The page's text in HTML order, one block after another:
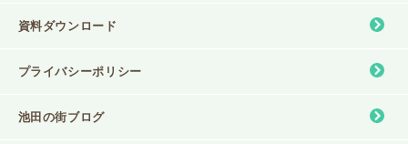
資料ダウンロード
プライバシーポリシー
池⽥の街ブログ